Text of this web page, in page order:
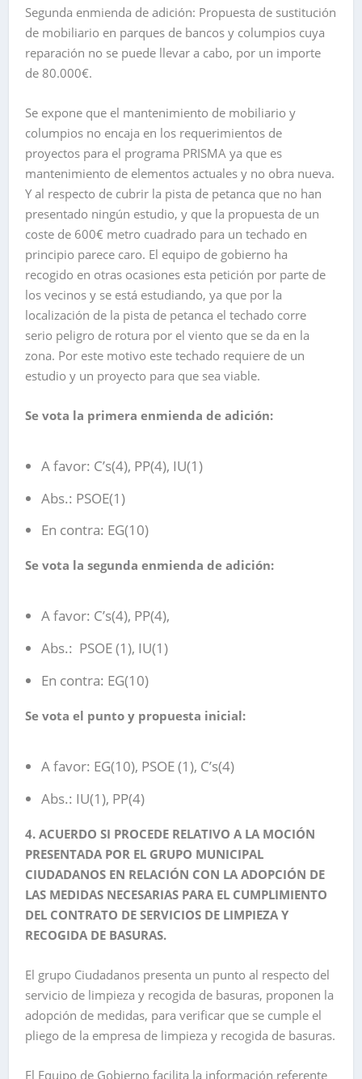
Segunda enmienda de adición: Propuesta de sustitución
de mobiliario en parques de bancos y columpios cuya
reparación no se puede llevar a cabo, por un importe
de 80.000€.
Se expone que el mantenimiento de mobiliario y
columpios no encaja en los requerimientos de
proyectos para el programa PRISMA ya que es
mantenimiento de elementos actuales y no obra nueva.
Y al respecto de cubrir la pista de petanca que no han
presentado ningún estudio, y que la propuesta de un
coste de 600€ metro cuadrado para un techado en
principio parece caro. El equipo de gobierno ha
recogido en otras ocasiones esta petición por parte de
los vecinos y se está estudiando, ya que por la
localización de la pista de petanca el techado corre
serio peligro de rotura por el viento que se da en la
zona. Por este motivo este techado requiere de un
estudio y un proyecto para que sea viable.
Se vota la primera enmienda de adición:
A favor: C’s(4), PP(4), IU(1)
Abs.: PSOE(1)
En contra: EG(10)
Se vota la segunda enmienda de adición:
A favor: C’s(4), PP(4),
Abs.: PSOE (1), IU(1)
En contra: EG(10)
Se vota el punto y propuesta inicial:
A favor: EG(10), PSOE (1), C’s(4)
Abs.: IU(1), PP(4)
4. ACUERDO SI PROCEDE RELATIVO A LA MOCIÓN
PRESENTADA POR EL GRUPO MUNICIPAL
CIUDADANOS EN RELACIÓN CON LA ADOPCIÓN DE
LAS MEDIDAS NECESARIAS PARA EL CUMPLIMIENTO
DEL CONTRATO DE SERVICIOS DE LIMPIEZA Y
RECOGIDA DE BASURAS.
El grupo Ciudadanos presenta un punto al respecto del
servicio de limpieza y recogida de basuras, proponen la
adopción de medidas, para verificar que se cumple el
pliego de la empresa de limpieza y recogida de basuras.
El Equipo de Gobierno facilita la información referente